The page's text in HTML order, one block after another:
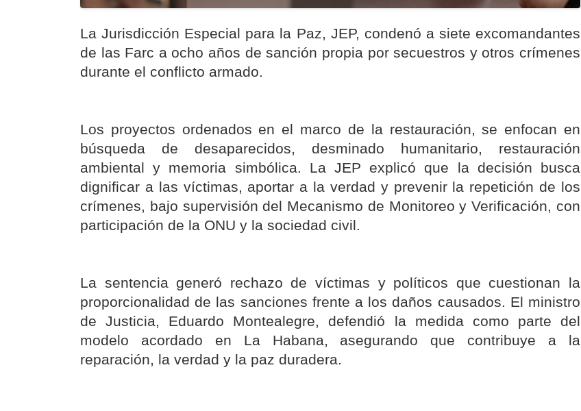
La Jurisdicción Especial para la Paz, JEP, condenó a siete excomandantes
de las Farc a ocho años de sanción propia por secuestros y otros crímenes
durante el conflicto armado.
Los proyectos ordenados en el marco de la restauración, se enfocan en
búsqueda de desaparecidos, desminado humanitario, restauración
ambiental y memoria simbólica. La JEP explicó que la decisión busca
dignificar a las víctimas, aportar a la verdad y prevenir la repetición de los
crímenes, bajo supervisión del Mecanismo de Monitoreo y Verificación, con
participación de la ONU y la sociedad civil.
La sentencia generó rechazo de víctimas y políticos que cuestionan la
proporcionalidad de las sanciones frente a los daños causados. El ministro
de Justicia, Eduardo Montealegre, defendió la medida como parte del
modelo acordado en La Habana, asegurando que contribuye a la
reparación, la verdad y la paz duradera.